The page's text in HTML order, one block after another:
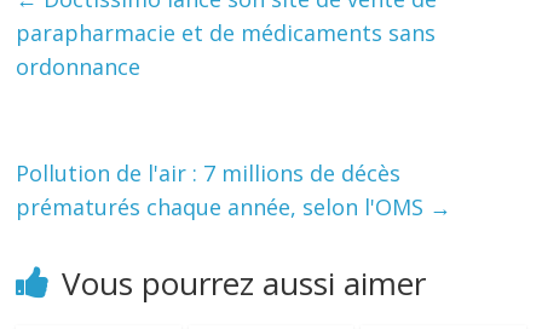
parapharmacie et de médicaments sans
ordonnance
Pollution de l'air : 7 millions de décès
prématurés chaque année, selon l'OMS →
Vous pourrez aussi aimer